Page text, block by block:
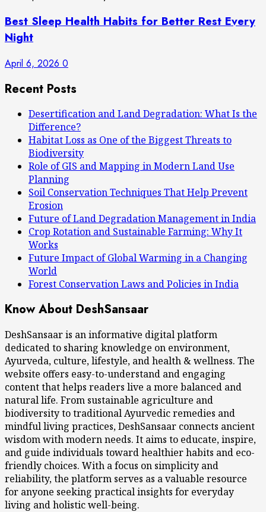
Best Sleep Health Habits for Better Rest Every
Night
April 6, 2026 0
Recent Posts
Desertification and Land Degradation: What Is the
Difference?
Habitat Loss as One of the Biggest Threats to
Biodiversity
Role of GIS and Mapping in Modern Land Use
Planning
Soil Conservation Techniques That Help Prevent
Erosion
Future of Land Degradation Management in India
Crop Rotation and Sustainable Farming: Why It
Works
Future Impact of Global Warming in a Changing
World
Forest Conservation Laws and Policies in India
Know About DeshSansaar
DeshSansaar is an informative digital platform
dedicated to sharing knowledge on environment,
Ayurveda, culture, lifestyle, and health & wellness. The
website offers easy-to-understand and engaging
content that helps readers live a more balanced and
natural life. From sustainable agriculture and
biodiversity to traditional Ayurvedic remedies and
mindful living practices, DeshSansaar connects ancient
wisdom with modern needs. It aims to educate, inspire,
and guide individuals toward healthier habits and eco-
friendly choices. With a focus on simplicity and
reliability, the platform serves as a valuable resource
for anyone seeking practical insights for everyday
living and holistic well-being.